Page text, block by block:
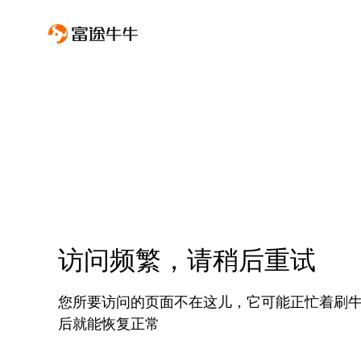
访问频繁，请稍后重试
您所要访问的页面不在这儿，它可能正忙着刷
后就能恢复正常